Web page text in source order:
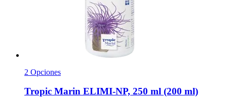
2 Opciones
Tropic Marin ELIMI-​NP, 250 ml (200 ml)